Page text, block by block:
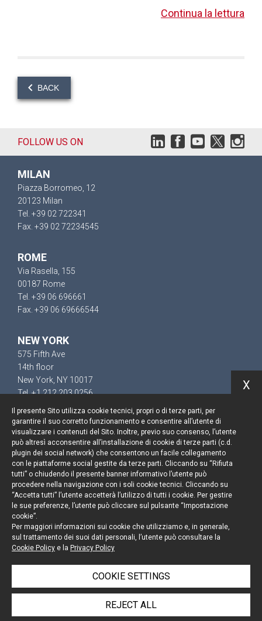
Continua la lettura
BACK
FOLLOW US ON
MILAN
Piazza Borromeo, 12
20123 Milan
Tel. +39 02 722341
Fax. +39 02 72234545
ROME
Via Rasella, 155
00187 Rome
Tel. +39 06 696661
Fax. +39 06 69666544
NEW YORK
575 Fifth Ave
14th floor
New York, NY 10017
Tel. +1 212 203 0256
Keep up to date
Cookie policy
Information Notice
Legal notices
Credits
© Portolano Cavallo Studio Legale 2026, all rights
reserved
Il presente Sito utilizza cookie tecnici, propri o di terze parti, per
garantire il suo corretto funzionamento e consentire all’utente di
visualizzare i contenuti del Sito. Inoltre, previo suo consenso, l’utente
può altresì acconsentire all’installazione di cookie di terze parti (c.d.
plugin dei social network) che consentono un facile collegamento
con le piattaforme social gestite da terze parti. Cliccando su “Rifiuta
tutti” o chiudendo il presente banner informativo l’utente può
procedere nella navigazione con i soli cookie tecnici. Cliccando su
“Accetta tutti” l’utente accetterà l’utilizzo di tutti i cookie. Per gestire
le sue preferenze, l’utente può cliccare sul pulsante “Impostazione
cookie”.
Per maggiori informazioni sui cookie che utilizziamo e, in generale,
sul trattamento dei suoi dati personali, l’utente può consultare la
Cookie Policy e la Privacy Policy
COOKIE SETTINGS
REJECT ALL
X